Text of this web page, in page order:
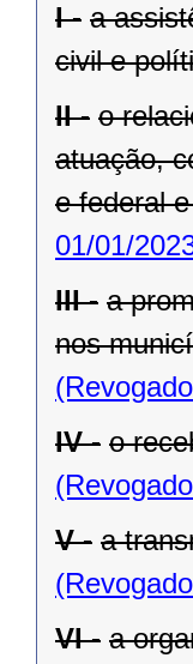
I - a
civil e
II - o
atuação,
e federal
01/01/
III - a
nos
IV - o
V - a
VI - a